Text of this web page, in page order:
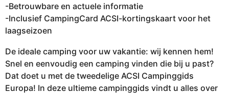
-Betrouwbare en actuele informatie
-Inclusief CampingCard ACSI-kortingskaart voor het
laagseizoen
De ideale camping voor uw vakantie: wij kennen hem!
Snel en eenvoudig een camping vinden die bij u past?
Dat doet u met de tweedelige ACSI Campinggids
Europa! In deze ultieme campinggids vindt u alles over